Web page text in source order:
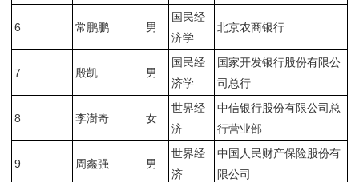
6 常鹏鹏 男
国民经
济学
北京农商银行
7 殷凯 男
国民经
济学
国家开发银行股份有限公
司总行
8 李澍奇 女
世界经
济
中信银行股份有限公司总
行营业部
9 周鑫强 男
世界经
济
中国人民财产保险股份有
限公司